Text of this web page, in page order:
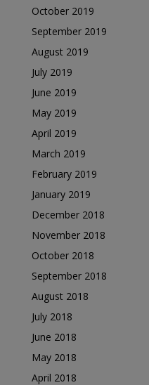
October 2019
September 2019
August 2019
July 2019
June 2019
May 2019
April 2019
March 2019
February 2019
January 2019
December 2018
November 2018
October 2018
September 2018
August 2018
July 2018
June 2018
May 2018
April 2018